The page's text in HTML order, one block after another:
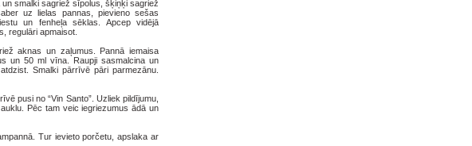
smalki sagriež sīpolus, šķiņķi sagriež
uz lielas pannas, pievieno sešas
un fenheļa sēklas. Apcep vidējā
regulāri apmaisot.
aknas un zaļumus. Pannā iemaisa
un 50 ml vīna. Raupji sasmalcina un
Smalki pārrīvē pāri parmezānu.
pusi no “Vin Santo”. Uzliek pildījumu,
Pēc tam veic iegriezumus ādā un
Tur ievieto porčetu, apslaka ar